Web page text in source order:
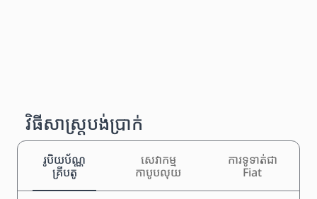
វិធីសាស្រ្តបង់ប្រាក់
រូបិយប័ណ្ណ
គ្រីបតូ
សេវាកម្ម
កាបូបលុយ
ការទូទាត់ជា
Fiat